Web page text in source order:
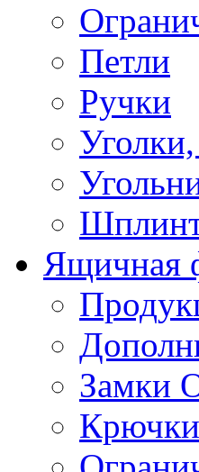
Петли
Ручки
Ящичная
Замки